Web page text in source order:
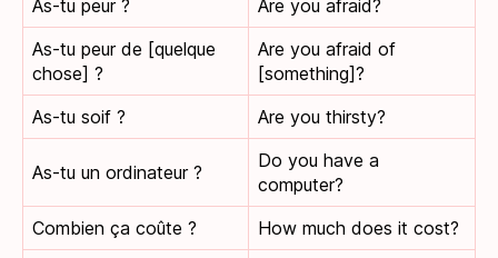
As-tu peur ?
Are you afraid?
As-tu peur de [quelque
chose] ?
Are you afraid of
[something]?
As-tu soif ?
Are you thirsty?
As-tu un ordinateur ?
Do you have a
computer?
Combien ça coûte ?
How much does it cost?